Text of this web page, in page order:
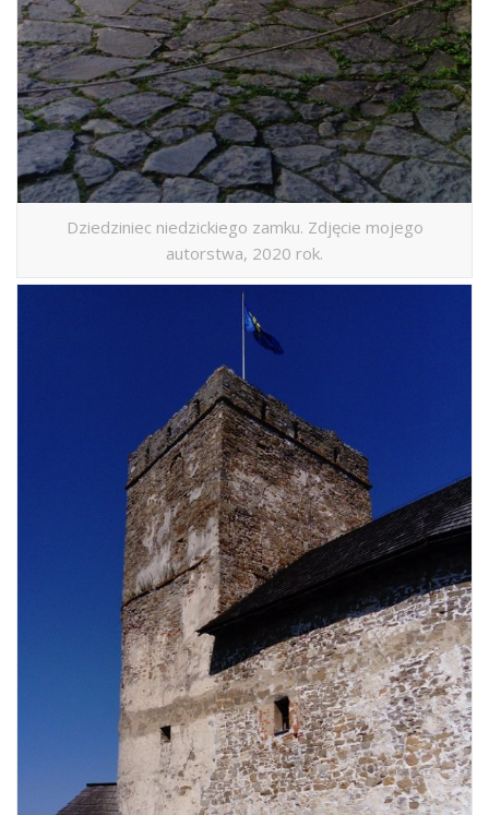
Dziedziniec niedzickiego zamku. Zdjęcie mojego
autorstwa, 2020 rok.